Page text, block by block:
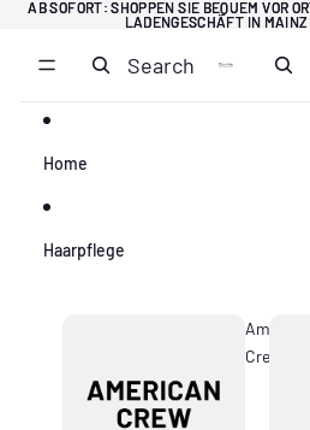
AB SOFORT: SHOPPEN SIE BEQUEM VOR
LADENGESCHÄFT IN MAINZ
AB SOFORT: SHOPPEN SIE BEQUEM VOR
LADENGESCHÄFT IN MAINZ
Search
Home
Haarpflege
American
Crew